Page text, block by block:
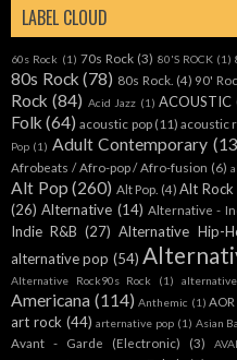
LABEL CLOUD
60s Rock (1) 70s Rock (3) 80'S ROCK (1)
80s Rock (78) 80s Rock. (4) 90'
Rock (84) Acid Jazz (1) ACOUSTIC
Folk (64) acoustic pop (11) acoustic
Pop (1) Adult Contemporary
Afrobeats / Afro-pop / Afro-fusion (6) al
Alt Pop (260) Alt Pop. (4) Alt Rock
(26) Alternative (14) Alternative -
Indie R&B (27) Alternative Hip-
alternative pop (54)
Alternative Rock90s Rock
(1)
Americana (114) Anthemic (1)
art rock (44) arternative pop (1) Asian
Avant - Garde (Electronic)
(3)